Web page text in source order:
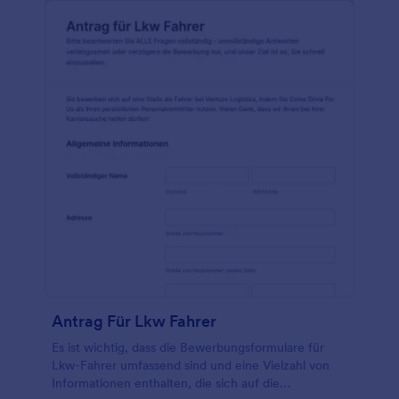
Antrag Für Lkw Fahrer
Es ist wichtig, dass die Bewerbungsformulare für
Lkw-Fahrer umfassend sind und eine Vielzahl von
Informationen enthalten, die sich auf die